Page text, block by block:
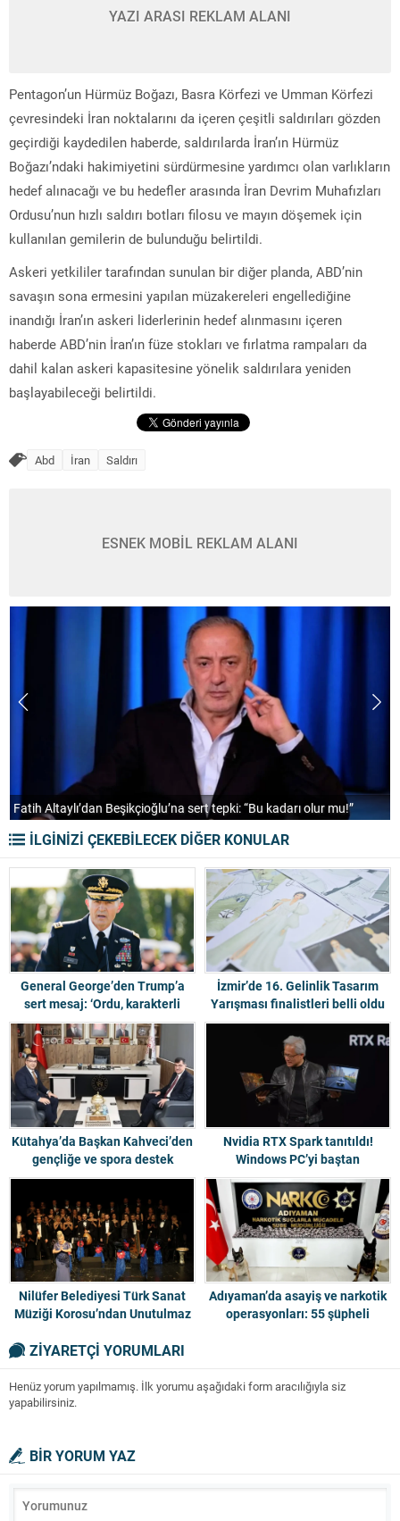
YAZI ARASI REKLAM ALANI
Pentagon’un Hürmüz Boğazı, Basra Körfezi ve Umman Körfezi
çevresindeki İran noktalarını da içeren çeşitli saldırıları gözden
geçirdiği kaydedilen haberde, saldırılarda İran’ın Hürmüz
Boğazı’ndaki hakimiyetini sürdürmesine yardımcı olan varlıkların
hedef alınacağı ve bu hedefler arasında İran Devrim Muhafızları
Ordusu’nun hızlı saldırı botları filosu ve mayın döşemek için
kullanılan gemilerin de bulunduğu belirtildi.
Askeri yetkililer tarafından sunulan bir diğer planda, ABD’nin
savaşın sona ermesini yapılan müzakereleri engellediğine
inandığı İran’ın askeri liderlerinin hedef alınmasını içeren
haberde ABD’nin İran’ın füze stokları ve fırlatma rampaları da
dahil kalan askeri kapasitesine yönelik saldırılara yeniden
başlayabileceği belirtildi.
Abd İran Saldırı
ESNEK MOBİL REKLAM ALANI
Fatih Altaylı’dan Beşikçioğlu’na sert tepki: “Bu kadarı olur mu!”
İLGİNİZİ ÇEKEBİLECEK DİĞER KONULAR
General George’den Trump’a
sert mesaj: ‘Ordu, karakterli
liderler hak ediyor’
İzmir’de 16. Gelinlik Tasarım
Yarışması finalistleri belli oldu
Kütahya’da Başkan Kahveci’den
gençliğe ve spora destek
Nvidia RTX Spark tanıtıldı!
Windows PC’yi baştan
değiştirecek
Nilüfer Belediyesi Türk Sanat
Müziği Korosu’ndan Unutulmaz
Adıyaman’da asayiş ve narkotik
operasyonları: 55 şüpheli
ZİYARETÇİ YORUMLARI
Henüz yorum yapılmamış. İlk yorumu aşağıdaki form aracılığıyla siz
yapabilirsiniz.
BİR YORUM YAZ